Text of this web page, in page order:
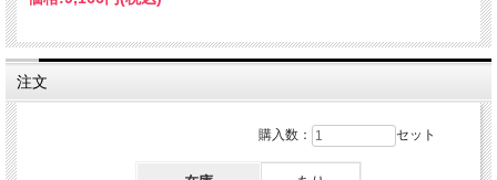
注文
購入数： セット